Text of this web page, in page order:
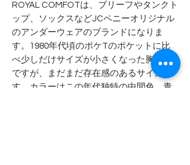
ROYAL COMFOTは、ブリーフやタンクト
ップ、ソックスなどJCペニーオリジナル
のアンダーウェアのブランドになりま
す。1980年代頃のポケTのポケットに比
べ少しだけサイズが小さくなった胸ポケ
ですが、まだまだ存在感のあるサイズで
す。カラーはこの年代独特の中間色、青